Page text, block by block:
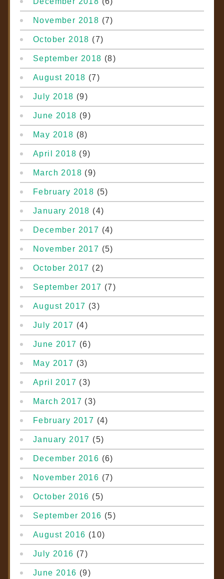
November 2018 (7)
October 2018 (7)
September 2018 (8)
August 2018 (7)
July 2018 (9)
June 2018 (9)
May 2018 (8)
April 2018 (9)
March 2018 (9)
February 2018 (5)
January 2018 (4)
December 2017 (4)
November 2017 (5)
October 2017 (2)
September 2017 (7)
August 2017 (3)
July 2017 (4)
June 2017 (6)
May 2017 (3)
April 2017 (3)
March 2017 (3)
February 2017 (4)
January 2017 (5)
December 2016 (6)
November 2016 (7)
October 2016 (5)
September 2016 (5)
August 2016 (10)
July 2016 (7)
June 2016 (9)